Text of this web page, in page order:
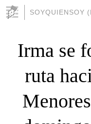
SOYQUIENSOY
Irma se
ruta